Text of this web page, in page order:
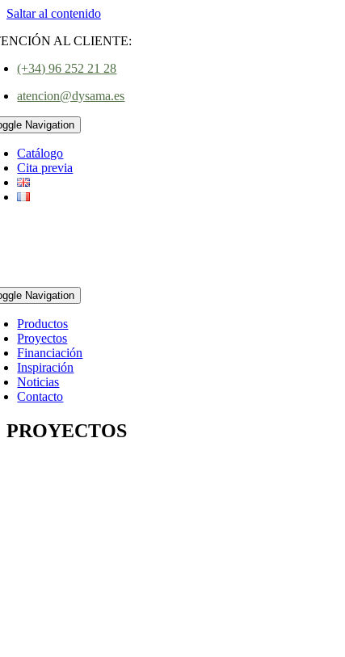
Saltar al contenido
AL CLIENTE:
(+34) 96 252 21 28
atencion@dysama.es
Navigation
Catálogo
Cita previa
Navigation
Productos
Proyectos
Financiación
Inspiración
Noticias
Contacto
PROYECTOS